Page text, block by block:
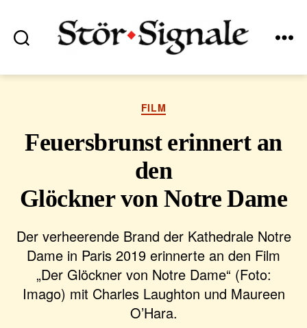
Kategorien
FILM
Feuersbrunst erinnert an
den
Glöckner von Notre Dame
Der verheerende Brand der Kathedrale Notre
Dame in Paris 2019 erinnerte an den Film
„Der Glöckner von Notre Dame“ (Foto:
Imago) mit Charles Laughton und Maureen
O’Hara.